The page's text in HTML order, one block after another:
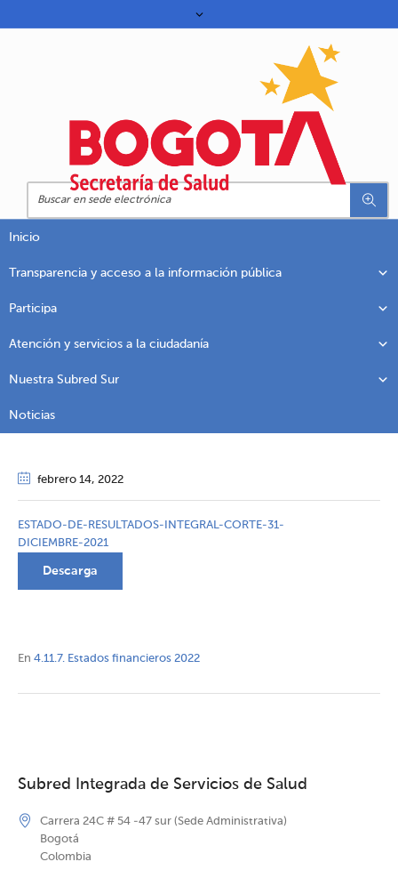
Inicio
Transparencia y acceso a la información pública
Participa
Atención y servicios a la ciudadanía
Nuestra Subred Sur
Noticias
febrero 14, 2022
ESTADO-DE-RESULTADOS-INTEGRAL-CORTE-31-
DICIEMBRE-2021
Descarga
En 4.11.7. Estados financieros 2022
Subred Integrada de Servicios de Salud
Carrera 24C # 54 -47 sur (Sede Administrativa)
Bogotá
Colombia